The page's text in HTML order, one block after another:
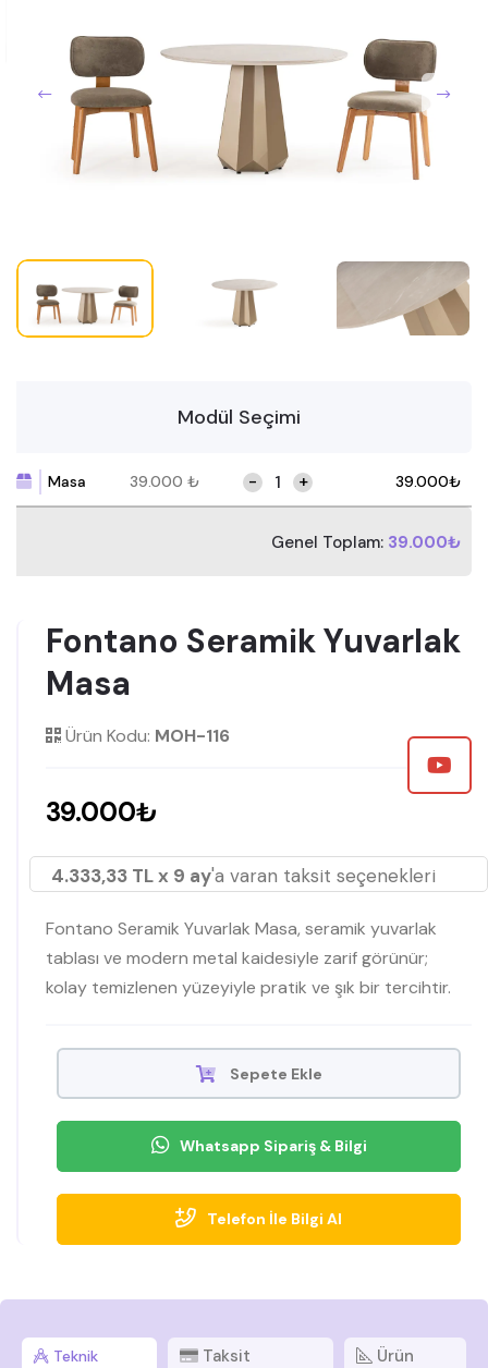
Modül Seçimi
Masa 39.000 ₺ - + 39.000₺
Genel Toplam: 39.000₺
Fontano Seramik Yuvarlak
Masa
Ürün Kodu: MOH-116
39.000₺
4.333,33 TL x 9 ay'a varan taksit seçenekleri
Fontano Seramik Yuvarlak Masa, seramik yuvarlak
tablası ve modern metal kaidesiyle zarif görünür;
kolay temizlenen yüzeyiyle pratik ve şık bir tercihtir.
Sepete Ekle
Whatsapp Sipariş & Bilgi
Telefon İle Bilgi Al
Teknik
Taksit
Ürün